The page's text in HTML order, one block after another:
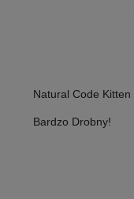
Natural Code Kitten
Bardzo Drobny!